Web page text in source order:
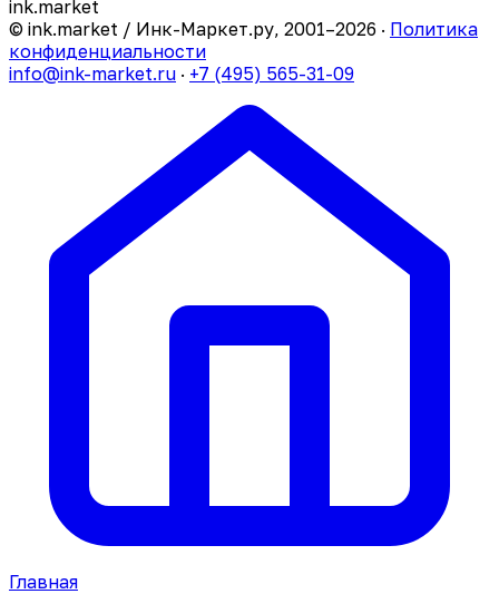
ink.market
© ink.market / Инк-Маркет.ру, 2001–2026 · Политика
конфиденциальности
info@ink-market.ru · +7 (495) 565-31-09
Главная